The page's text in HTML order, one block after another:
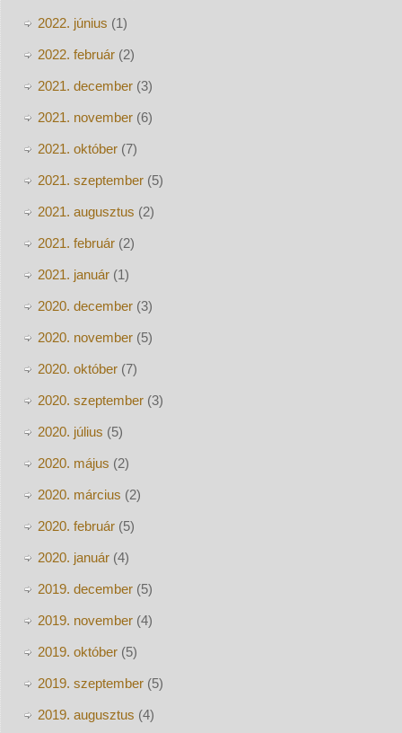
2022. június (1)
2022. február(2)
2021. december(3)
2021. november(6)
2021. október(7)
2021. szeptember(5)
2021. augusztus (2)
2021. február(2)
2021. január(1)
2020. december(3)
2020. november(5)
2020. október(7)
2020. szeptember(3)
2020. július (5)
2020. május (2)
2020. március (2)
2020. február(5)
2020. január(4)
2019. december(5)
2019. november(4)
2019. október(5)
2019. szeptember(5)
2019. augusztus (4)